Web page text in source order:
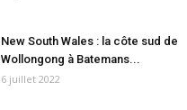
New South Wales : la côte sud de
Wollongong à Batemans...
6 juillet 2022